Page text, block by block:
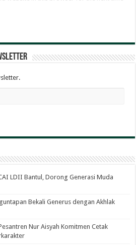
LDII Bantul, Dorong Generasi Muda
Bekali Generus dengan Akhlak
Nur Aisyah Komitmen Cetak